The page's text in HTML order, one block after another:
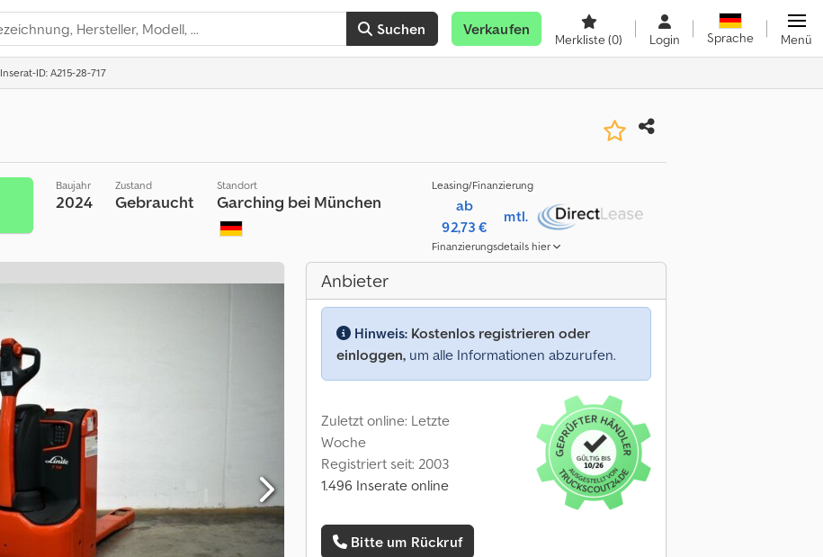
Suchen Verkaufen
Merkliste(0) Login Sprache Menü
Inserat-ID: A215-28-717
Baujahr
2024
Zustand
Gebraucht
Standort
Garching bei München
Leasing/Finanzierung
ab
92,73 €
mtl.
Finanzierungsdetails hier
Anbieter
Hinweis: Kostenlos registrieren oder
einloggen, um alle Informationen abzurufen.
Zuletzt online: Letzte
Woche
Registriert seit: 2003
1.496 Inserate online
Bitte um Rückruf